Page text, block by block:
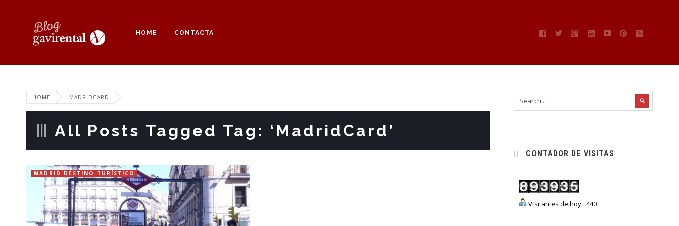
HOME CONTACTA
HOME MADRIDCARD
All Posts Tagged Tag: ‘MadridCard’
MADRID DESTINO TURÍSTICO
CONTADOR DE VISITAS
Visitantes de hoy : 440